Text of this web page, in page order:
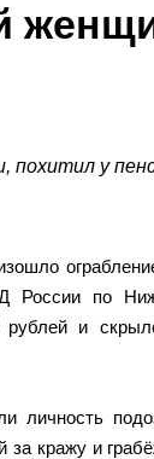
похитил у
по
и
личность
за кражу и